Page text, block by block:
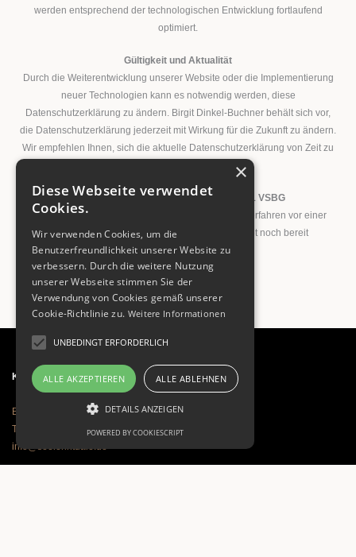
werden entsprechend der technologischen Entwicklung fortlaufend
optimiert.
Gültigkeit und Aktualität
Durch die Weiterentwicklung unserer Website oder die Implementierung
neuer Technologien kann es notwendig werden, diese
Datenschutzerklärung zu ändern. Birgit Dinkel-Buchner behält sich vor,
die Datenschutzerklärung jederzeit mit Wirkung für die Zukunft zu ändern.
Wir empfehlen Ihnen, sich die aktuelle Datenschutzerklärung von Zeit zu
Informationspflicht nach § 36 Abs. 1 Nr. 1 VSBG
Wir sind zur Teilnahme an einem Streitbeilegungsverfahren vor einer
Verbraucherschlichtungsstelle weder verpflichtet noch bereit
Kontakt
Birgit Dinkel-Buchner
Tel. +49 1590 3628353
info@seelenrituale.de
×
Diese Webseite verwendet
Cookies.
Wir verwenden Cookies, um die
Benutzerfreundlichkeit unserer Website zu
verbessern. Durch die weitere Nutzung
unserer Webseite stimmen Sie der
Verwendung von Cookies gemäß unserer
Cookie-Richtlinie zu. Weitere Informationen
UNBEDINGT ERFORDERLICH
ALLE AKZEPTIEREN ALLE ABLEHNEN
DETAILS ANZEIGEN
POWERED BY COOKIESCRIPT